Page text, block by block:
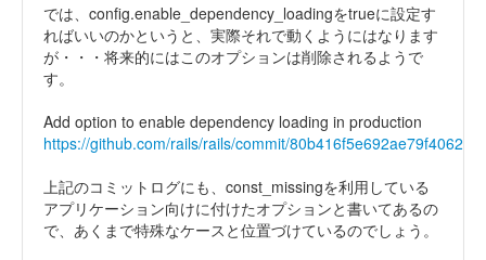
では、config.enable_dependency_loadingをtrueに設定す
ればいいのかというと、実際それで動くようにはなります
が・・・将来的にはこのオプションは削除されるようで
す。
Add option to enable dependency loading in production
https://github.com/rails/rails/commit/
上記のコミットログにも、const_missingを利用している
アプリケーション向けに付けたオプションと書いてあるの
で、あくまで特殊なケースと位置づけているのでしょう。